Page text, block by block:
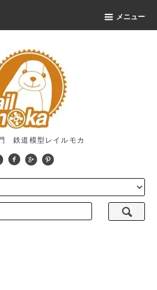
メニュー
鉄道模型レイルモカ